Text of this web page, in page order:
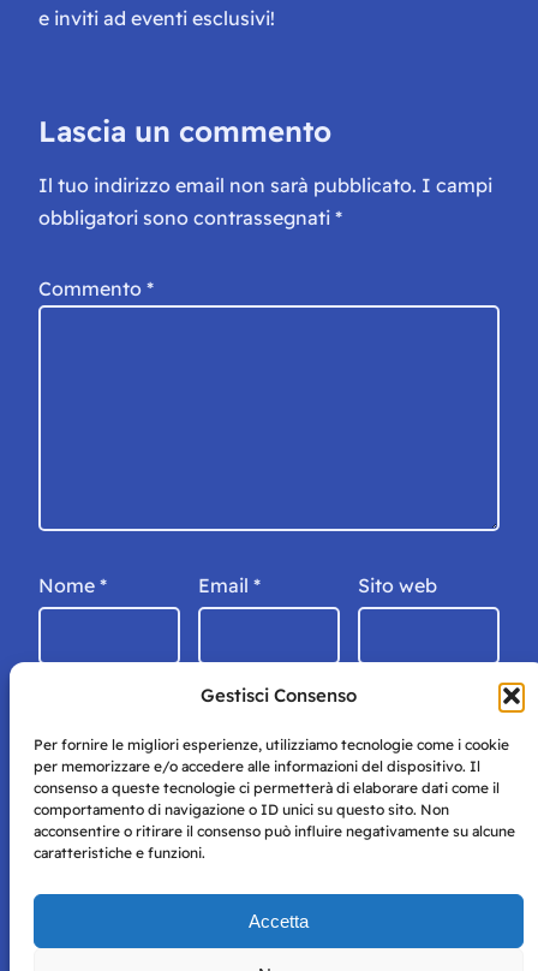
Gestisci Consenso
Per fornire le migliori esperienze, utilizziamo tecnologie come i cookie
per memorizzare e/o accedere alle informazioni del dispositivo. Il
consenso a queste tecnologie ci permetterà di elaborare dati come il
comportamento di navigazione o ID unici su questo sito. Non
acconsentire o ritirare il consenso può influire negativamente su alcune
caratteristiche e funzioni.
Accetta
e inviti ad eventi esclusivi!
Lascia un commento
Il tuo indirizzo email non sarà pubblicato. I campi
obbligatori sono contrassegnati *
Commento *
Nome * Email * Sito web
Storie di Napoli è una testata registrata presso il tribunale di